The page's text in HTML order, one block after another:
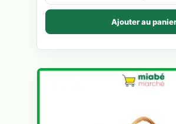
Ajouter au panier
a
plusieurs
Les
options
être